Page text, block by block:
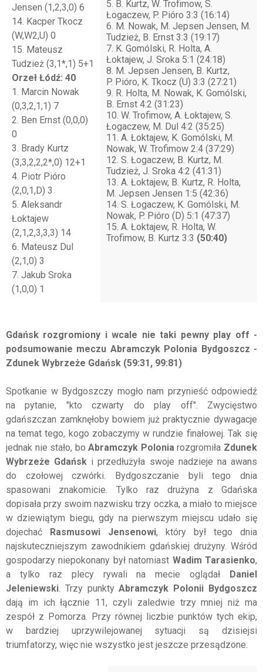
Jensen (1,2,3,0) 6
14. Kacper Tkocz
(W,W2,U) 0
15. Mateusz
Tudzież (3,1*,1) 5+1
Orzeł Łódź: 40
1. Marcin Nowak
(0,3,2,1,1) 7
2. Ben Ernst (0,0,0)
0
3. Brady Kurtz
(3,3,2,2,2*,0) 12+1
4. Piotr Pióro
(2,0,1,D) 3
5. Aleksandr
Łoktajew
(2,1,2,3,3,3) 14
6. Mateusz Dul
(2,1,0) 3
7. Jakub Sroka
(1,0,0) 1
5. B. Kurtz, W. Trofimow, S.
Łogaczew, P. Pióro 3:3 (16:14)
6. M. Nowak, M. Jepsen Jensen, M.
Tudzież, B. Ernst 3:3 (19:17)
7. K. Gomólski, R. Holta, A.
Łoktajew, J. Sroka 5:1 (24:18)
8. M. Jepsen Jensen, B. Kurtz,
P. Pióro, K. Tkocz (U) 3:3 (27:21)
9. R. Holta, M. Nowak, K. Gomólski,
B. Ernst 4:2 (31:23)
10. W. Trofimow, A. Łoktajew, S.
Łogaczew, M. Dul 4:2 (35:25)
11. A. Łoktajew, K. Gomólski, M.
Nowak, W. Trofimow 2:4 (37:29)
12. S. Łogaczew, B. Kurtz, M.
Tudzież, J. Sroka 4:2 (41:31)
13. A. Łoktajew, B. Kurtz, R. Holta,
M. Jepsen Jensen 1:5 (42:36)
14. S. Łogaczew, K. Gomólski, M.
Nowak, P. Pióro (D) 5:1 (47:37)
15. A. Łoktajew, R. Holta, W.
Trofimow, B. Kurtz 3:3 (50:40)
Gdańsk rozgromiony i wcale nie taki pewny play off -
podsumowanie meczu Abramczyk Polonia Bydgoszcz -
Zdunek Wybrzeże Gdańsk (59:31, 99:81)
Spotkanie w Bydgoszczy mogło nam przynieść odpowiedź
na pytanie, "kto czwarty do play off". Zwycięstwo
gdańszczan zamknęłoby bowiem już praktycznie dywagacje
na temat tego, kogo zobaczymy w rundzie finałowej. Tak się
jednak nie stało, boAbramczyk Polonia rozgromiła Zdunek
Wybrzeże Gdańsk i przedłużyła swoje nadzieje na awans
do czołowej czwórki. Bydgoszczanie byli tego dnia
spasowani znakomicie. Tylko raz drużyna z Gdańska
dopisała przy swoim nazwisku trzy oczka, a miało to miejsce
w dziewiątym biegu, gdy na pierwszym miejscu udało się
dojechać Rasmusowi Jensenowi, który był tego dnia
najskuteczniejszym zawodnikiem gdańskiej drużyny. Wśród
gospodarzy niepokonany był natomiast Wadim Tarasienko,
a tylko raz plecy rywali na mecie oglądał Daniel
Jeleniewski . Trzy punktyAbramczyk Polonii Bydgoszcz
dają im ich łącznie 11, czyli zaledwie trzy mniej niż ma
zespół z Pomorza. Przy równej liczbie punktów tych ekip,
w bardziej uprzywilejowanej sytuacji są dzisiejsi
triumfatorzy, więc nie wszystko jest jeszcze przesądzone.